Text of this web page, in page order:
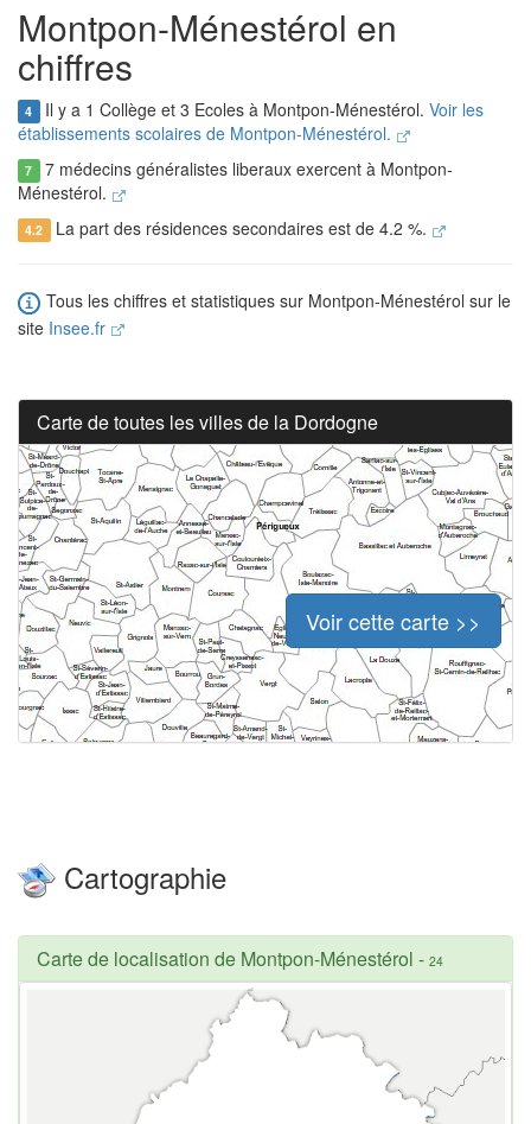
Montpon-Ménestérol en
chiffres
4 Il y a 1 Collège et 3 Ecoles à Montpon-Ménestérol. Voir les
établissements scolaires de Montpon-Ménestérol.
7 7 médecins généralistes liberaux exercent à Montpon-
Ménestérol.
4.2 La part des résidences secondaires est de 4.2 %.
Tous les chiffres et statistiques sur Montpon-Ménestérol sur le
site Insee.fr
Carte de toutes les villes de la Dordogne
Voir cette carte >>
Cartographie
Carte de localisation de Montpon-Ménestérol - 24